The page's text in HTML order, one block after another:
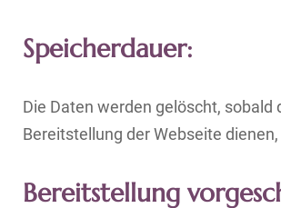
Speicherdauer:
Die Daten werden gelöscht,
Bereitstellung der Webseite
Bereitstellung